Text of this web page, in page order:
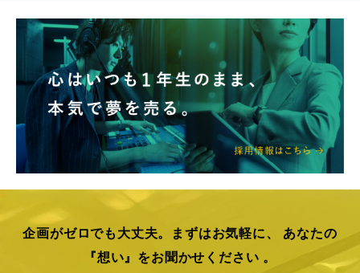
企画がゼロでも大丈夫。まずはお気軽に、
あなたの
『想い』をお聞かせください 。